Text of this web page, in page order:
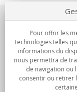
Notre société
Engagements
Achats
Pour offrir les
technologies telles
informations du
nous permettra de
de navigation ou
consentir ou retirer